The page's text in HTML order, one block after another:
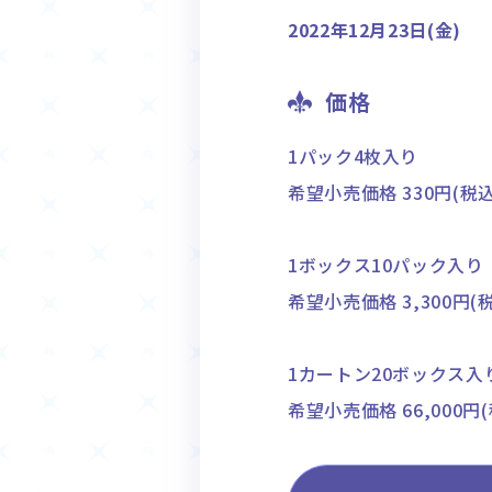
2022年12月23日(金)
価格
1パック4枚入り
希望小売価格 330円(税
1ボックス10パック入り
希望小売価格 3,300円(
1カートン20ボックス入
希望小売価格 66,000円